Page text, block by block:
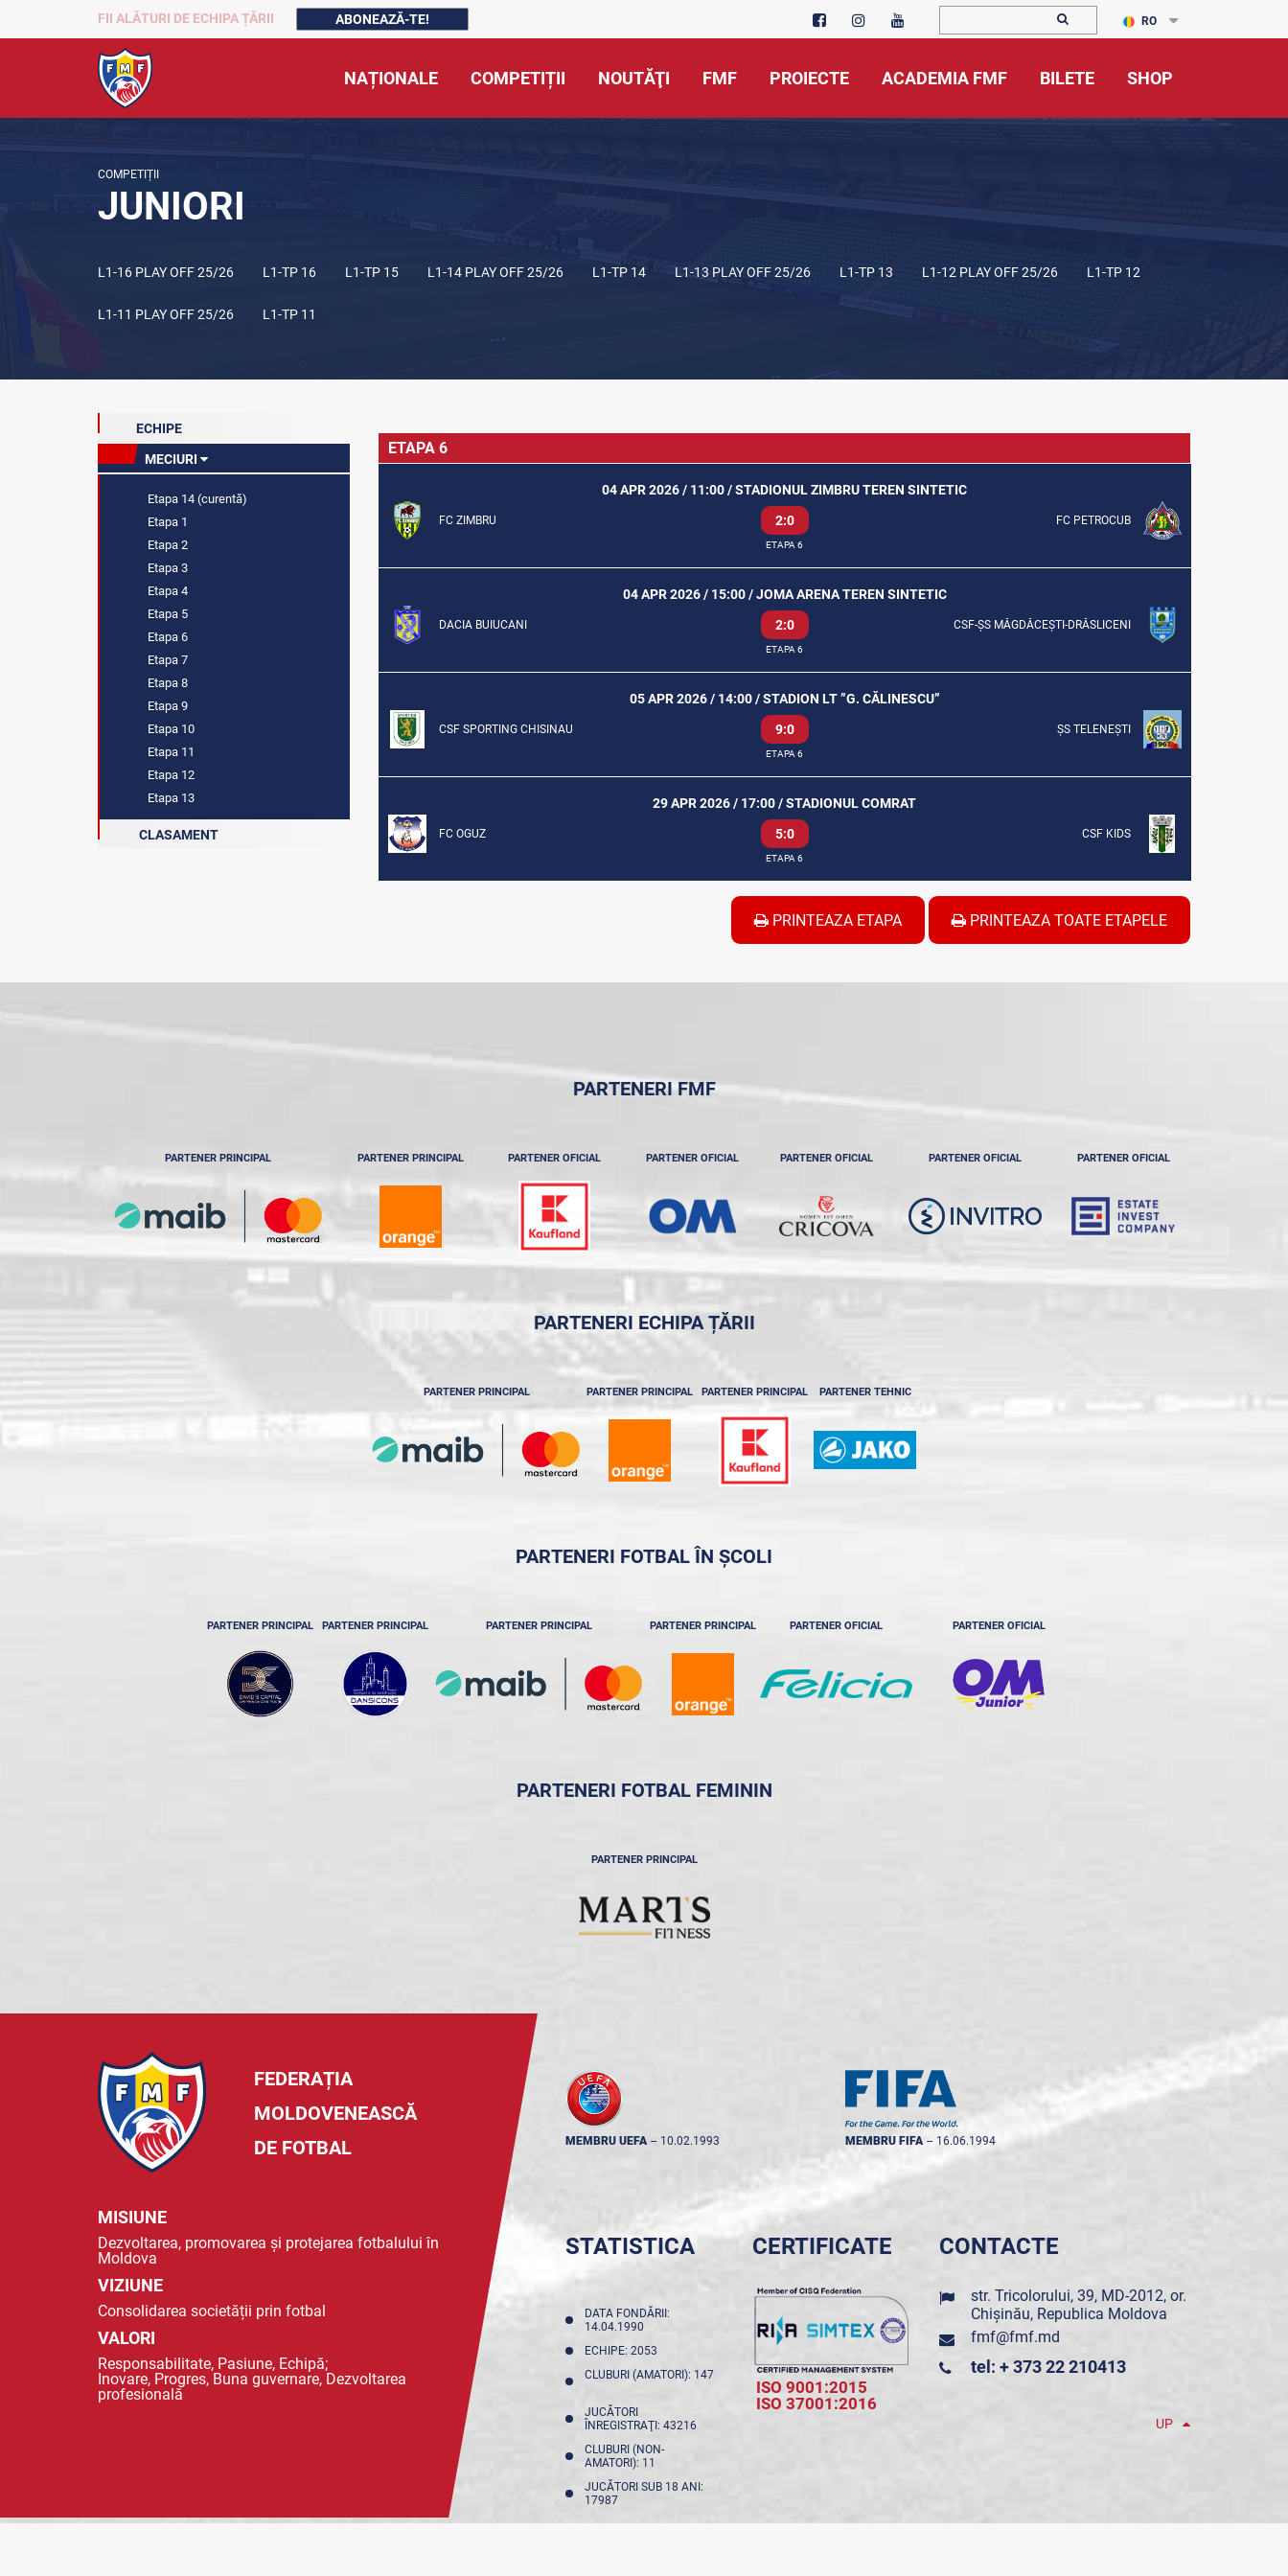
FII ALĂTURI DE ECHIPA ȚĂRII ABONEAZĂ-TE! RO
NAȚIONALE COMPETIȚII NOUTĂŢI FMF PROIECTE ACADEMIA FMF BILETE SHOP
COMPETIȚII
JUNIORI
L1-16 PLAY OFF 25/26 L1-TP 16 L1-TP 15 L1-14 PLAY OFF 25/26 L1-TP 14 L1-13 PLAY OFF 25/26 L1-TP 13 L1-12 PLAY OFF 25/26 L1-TP 12
L1-11 PLAY OFF 25/26 L1-TP 11
ECHIPE
MECIURI
Etapa 14 (curentă)
Etapa 1
Etapa 2
Etapa 3
Etapa 4
Etapa 5
Etapa 6
Etapa 7
Etapa 8
Etapa 9
Etapa 10
Etapa 11
Etapa 12
Etapa 13
CLASAMENT
ETAPA 6
04 APR 2026 / 11:00 / STADIONUL ZIMBRU TEREN SINTETIC
FC ZIMBRU 2:0 FC PETROCUB
ETAPA 6
04 APR 2026 / 15:00 / JOMA ARENA TEREN SINTETIC
DACIA BUIUCANI 2:0 CSF-ȘS MĂGDĂCEȘTI-DRĂSLICENI
ETAPA 6
05 APR 2026 / 14:00 / STADION LT ”G. CĂLINESCU”
CSF SPORTING CHISINAU 9:0 ȘS TELENEȘTI
ETAPA 6
29 APR 2026 / 17:00 / STADIONUL COMRAT
FC OGUZ 5:0 CSF KIDS
ETAPA 6
PRINTEAZA ETAPA PRINTEAZA TOATE ETAPELE
PARTENERI FMF
PARTENER PRINCIPAL PARTENER PRINCIPAL PARTENER OFICIAL PARTENER OFICIAL PARTENER OFICIAL PARTENER OFICIAL PARTENER OFICIAL
PARTENERI ECHIPA ȚĂRII
PARTENER PRINCIPAL PARTENER PRINCIPAL PARTENER PRINCIPAL PARTENER TEHNIC
PARTENERI FOTBAL ÎN ȘCOLI
PARTENER PRINCIPAL PARTENER PRINCIPAL PARTENER PRINCIPAL PARTENER PRINCIPAL PARTENER OFICIAL PARTENER OFICIAL
PARTENERI FOTBAL FEMININ
PARTENER PRINCIPAL
FEDERAȚIA
MOLDOVENEASCĂ
DE FOTBAL
MISIUNE
Dezvoltarea, promovarea și protejarea fotbalului în
Moldova
VIZIUNE
Consolidarea societății prin fotbal
VALORI
Responsabilitate, Pasiune, Echipă;
Inovare, Progres, Buna guvernare, Dezvoltarea
profesională
MEMBRU UEFA -- 10.02.1993 MEMBRU FIFA -- 16.06.1994
STATISTICA
DATA FONDĂRII:
14.04.1990
ECHIPE: 2053
CLUBURI (AMATORI): 147
JUCĂTORI
ÎNREGISTRAŢI: 43216
CLUBURI (NON-
AMATORI): 11
JUCĂTORI SUB 18 ANI:
17987
CERTIFICATE
ISO 9001:2015
ISO 37001:2016
CONTACTE
str. Tricolorului, 39, MD-2012, or.
Chișinău, Republica Moldova
fmf@fmf.md
tel: + 373 22 210413
UP